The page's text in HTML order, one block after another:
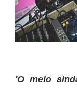
'O meio